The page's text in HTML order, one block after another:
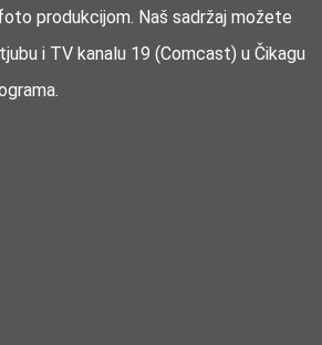
produkcijom. Naš sadržaj možete
i TV kanalu 19 (Comcast) u Čikagu